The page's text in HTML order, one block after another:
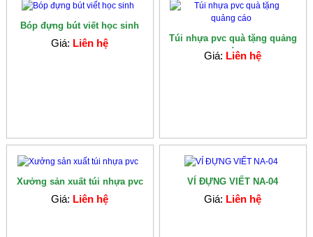
Bóp đựng bút viết học sinh
Giá: Liên hệ
Túi nhựa pvc quà tặng quảng
cáo
Giá: Liên hệ
Xưởng sản xuất túi nhựa pvc
Giá: Liên hệ
VÍ ĐỰNG VIẾT NA-04
Giá: Liên hệ